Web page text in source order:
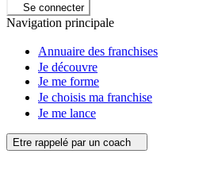
Se connecter
Navigation principale
Annuaire des franchises
Je découvre
Je me forme
Je choisis ma franchise
Je me lance
Etre rappelé par un coach